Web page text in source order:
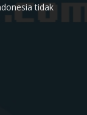
tidak